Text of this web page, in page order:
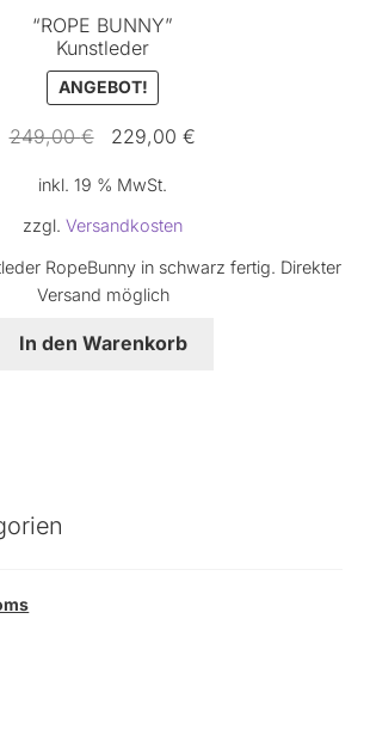
“ROPE BUNNY”
Kunstleder
ANGEBOT!
249,00€
Ursprünglicher
war:
249,00 €
229,00€
inkl. 19 % MwSt.
zzgl. Versandkosten
RopeBunny in schwarz fertig. Direkter
Versand möglich
In den Warenkorb